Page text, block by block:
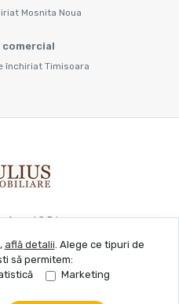
Mosnita Noua
închiriat Timisoara
Acord S.R.L.
află detalii. Alege ce tipuri de
să permitem:
Marketing